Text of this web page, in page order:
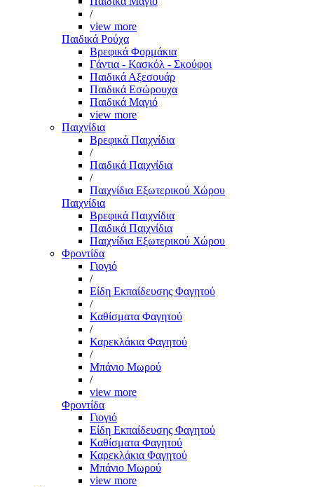
/
view more
Παιδικά Ρούχα
Βρεφικά Φορμάκια
Γάντια - Κασκόλ - Σκούφοι
Παιδικά Αξεσουάρ
Παιδικά Εσώρουχα
Παιδικά Μαγιό
view more
Παιχνίδια
Βρεφικά Παιχνίδια
/
Παιδικά Παιχνίδια
/
Παιχνίδια Εξωτερικού Χώρου
Παιχνίδια
Βρεφικά Παιχνίδια
Παιδικά Παιχνίδια
Παιχνίδια Εξωτερικού Χώρου
Φροντίδα
Γιογιό
/
Είδη Εκπαίδευσης Φαγητού
/
Καθίσματα Φαγητού
/
Καρεκλάκια Φαγητού
/
Μπάνιο Μωρού
/
view more
Φροντίδα
Γιογιό
Είδη Εκπαίδευσης Φαγητού
Καθίσματα Φαγητού
Καρεκλάκια Φαγητού
Μπάνιο Μωρού
view more